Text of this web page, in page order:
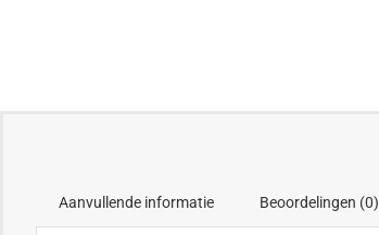
Aanvullende informatie Beoordelingen (0)